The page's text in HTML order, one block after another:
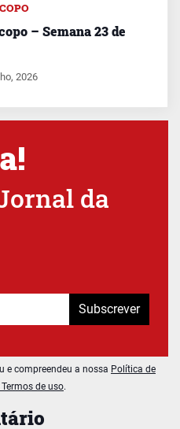
– Semana 23 de
2026
da
Subscrever
e compreendeu a nossa Política de
de uso.